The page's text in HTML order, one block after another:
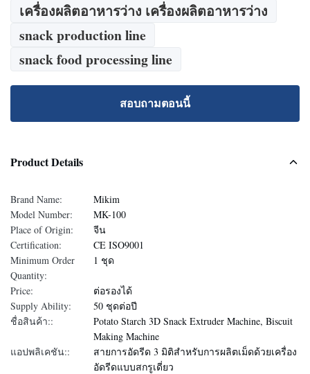
เครื่องผลิตอาหารว่าง เครื่องผลิตอาหารว่าง
snack production line
snack food processing line
สอบถามตอนนี้
Product Details
Brand Name:
Mikim
Model Number:
MK-100
Place of Origin:
จีน
Certification:
CE ISO9001
Minimum Order
Quantity:
1 ชุด
Price:
ต่อรองได้
Supply Ability:
50 ชุดต่อปี
ชื่อสินค้า::
Potato Starch 3D Snack Extruder Machine, Biscuit
Making Machine
แอปพลิเคชัน::
สายการอัดรีด 3 มิติสำหรับการผลิตเม็ดด้วยเครื่อง
อัดรีดแบบสกรูเดี่ยว